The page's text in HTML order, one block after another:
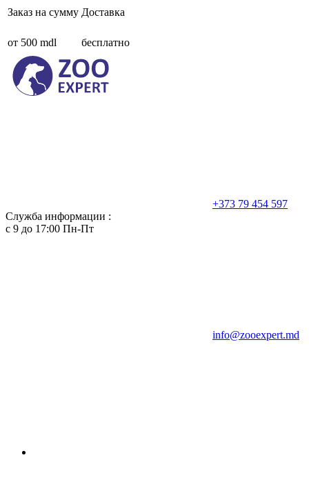
Заказ на сумму Доставка
от 500 mdl бесплатно
+373 79 454 597
Служба информации :
с 9 до 17:00 Пн-Пт
info@zooexpert.md